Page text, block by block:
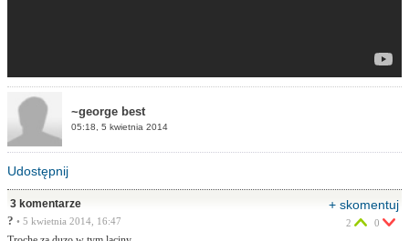
~george best
05:18, 5 kwietnia 2014
Udostępnij
3 komentarze + skomentuj
? • 5 kwietnia 2014, 16:47 2 0